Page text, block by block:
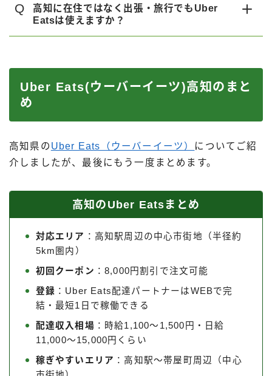
Q
高知に在住ではなく出張・旅行でもUber
Eatsは使えますか？
Uber Eats(ウーバーイーツ)高知のまと
め
高知県の Uber Eats（ウーバーイーツ） についてご紹
介しましたが、最後にもう一度まとめます。
高知のUber Eatsまとめ
対応エリア ：高知駅周辺の中心市街地（半径約
5km圏内）
初回クーポン ：8,000円割引で注文可能
登録 ：Uber Eats配達パートナーはWEBで完
結・最短1日で稼働できる
配達収入相場 ：時給1,100〜1,500円・日給
11,000〜15,000円くらい
稼ぎやすいエリア ：高知駅〜帯屋町周辺（中心